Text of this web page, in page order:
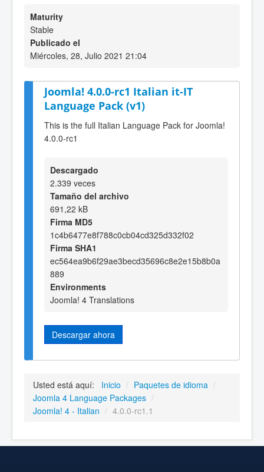
Maturity
Stable
Publicado el
Miércoles, 28, Julio 2021 21:04
Joomla! 4.0.0-rc1 Italian it-IT
Language Pack (v1)
This is the full Italian Language Pack for Joomla!
4.0.0-rc1
Descargado
2.339 veces
Tamaño del archivo
691,22 kB
Firma MD5
1c4b6477e8f788c0cb04cd325d332f02
Firma SHA1
ec564ea9b6f29ae3becd35696c8e2e15b8b0a
889
Environments
Joomla! 4 Translations
Descargar ahora
Usted está aquí: Inicio / Paquetes de idioma /
Joomla 4 Language Packages /
Joomla! 4 - Italian / 4.0.0-rc1.1